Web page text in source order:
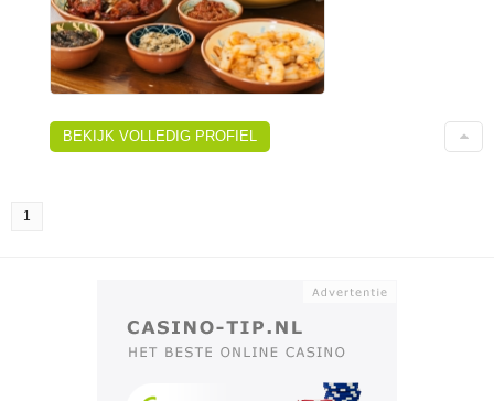
BEKIJK VOLLEDIG PROFIEL
1